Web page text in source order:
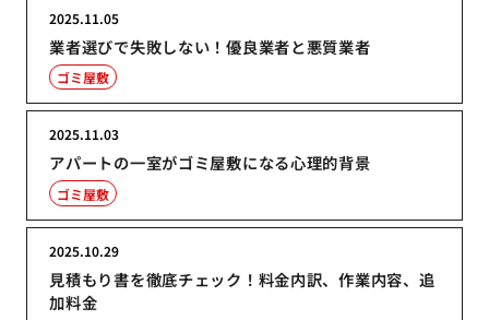
業者選びで失敗しない！優良業者と悪質業者
2025.11.05
ゴミ屋敷
アパートの一室がゴミ屋敷になる心理的背景
2025.11.03
ゴミ屋敷
見積もり書を徹底チェック！料金内訳、作業内容、追
加料金
2025.10.29